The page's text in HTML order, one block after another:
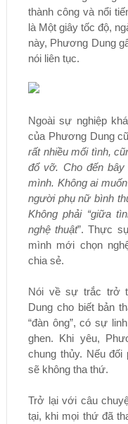
thành công và nổi
là Một giây tốc độ,
này, Phương Dung
nói liên tục.
Ngoài sự nghiệp
của Phương Dung
rất nhiều mối tình,
đổ vỡ. Cho đến
mình. Không ai
người phụ nữ bình
Không phải “giữa
nghệ thuật”. Thực
mình mới chọn
chia sẻ.
Nói về sự trắc trở
Dung cho biết bản
“đàn ông”, có sự
ghen. Khi yêu,
chung thủy. Nếu
sẽ không tha thứ.
Trở lại với câu
tại, khi mọi thứ đã